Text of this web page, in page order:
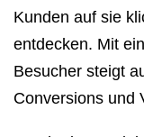
Kunden auf sie
entdecken. Mit
Besucher steigt
Conversions und